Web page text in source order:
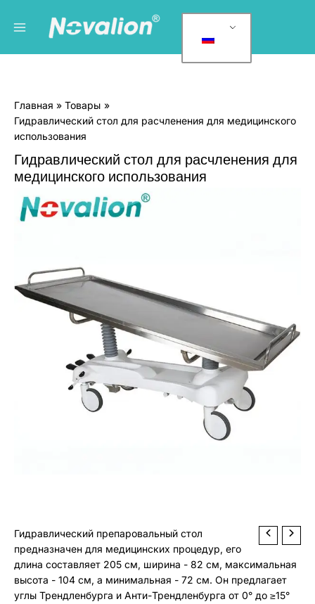
содержанию
Главное
меню
а
о
р
и
о
Главная
Товары
Гидравлический стол для расчленения для медицинского
использования
Гидравлический стол для расчленения для
медицинского использования
Гидравлический препаровальный стол
предназначен для медицинских процедур, его
длина составляет 205 см, ширина - 82 см, максимальная
высота - 104 см, а минимальная - 72 см. Он предлагает
углы Трендленбурга и Анти-Трендленбурга от 0° до ≥15°
Количество
Hydraulic
Dissecting
Medical
Use